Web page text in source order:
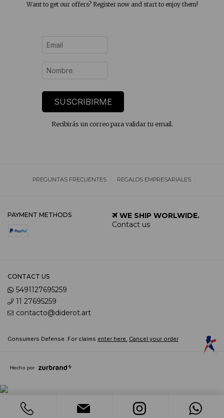
Want to get our offers? Register now and start to enjoy them!
SUSCRIBIRME
Recibirás un correo para validar tu email.
PREGUNTAS FRECUENTES REGALOS EMPRESARIALES
PAYMENT METHODS
WE SHIP WORLWIDE.
Contact us
CONTACT US
5491127695259
11 27695259
contacto@diderot.art
Consumers Defense. For claims enter here. Cancel your order
Hecho por